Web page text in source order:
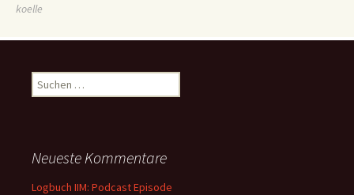
koelle
Suchen
nach:
Neueste Kommentare
Logbuch IIM: Podcast Episode